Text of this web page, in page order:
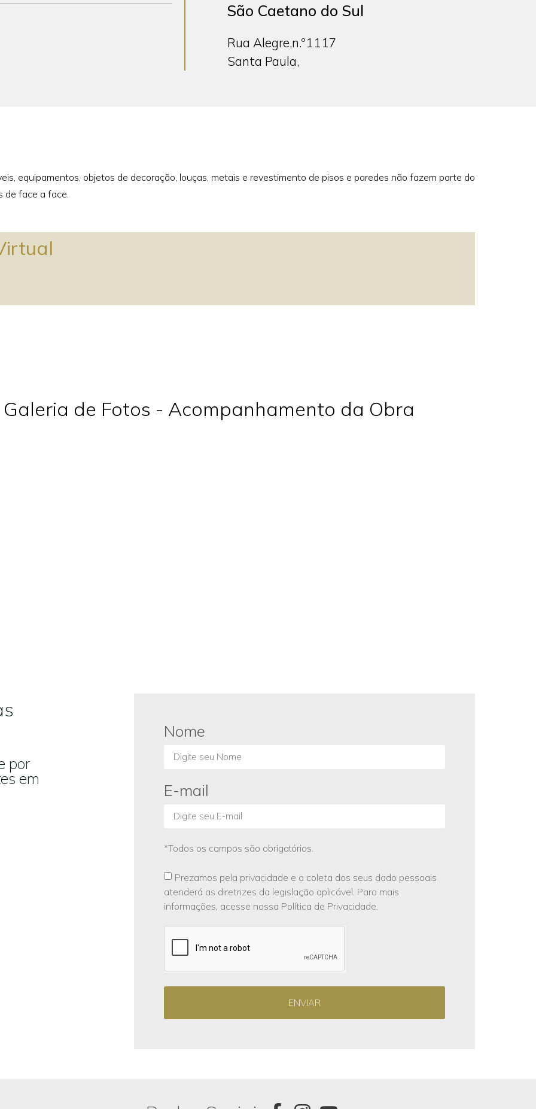
São Caetano do Sul
Rua Alegre,n.º1117
Santa Paula,
equipamentos, objetos de decoração, louças, metais e revestimento de pisos e paredes não fazem parte do
de face a face.
Galeria de Fotos - Acompanhamento da Obra
por
em
Nome
E-mail
*Todos os campos são obrigatórios.
Prezamos pela privacidade e a coleta dos seus dado pessoais
atenderá as diretrizes da legislação aplicável. Para mais
informações, acesse nossa Política de Privacidade.
ENVIAR